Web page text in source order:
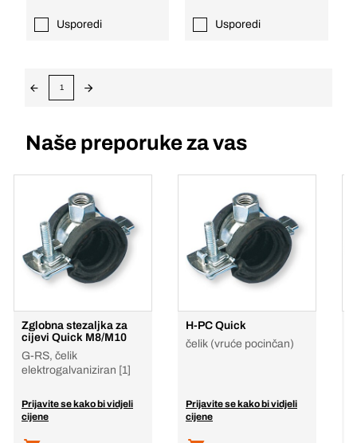
Usporedi Usporedi
1
Naše preporuke za vas
Zglobna stezaljka za
cijevi Quick M8/M10
G-RS, čelik
elektrogalvaniziran [1]
Prijavite se kako bi vidjeli
cijene
H-PC Quick
čelik (vruće pocinčan)
Prijavite se kako bi vidjeli
cijene